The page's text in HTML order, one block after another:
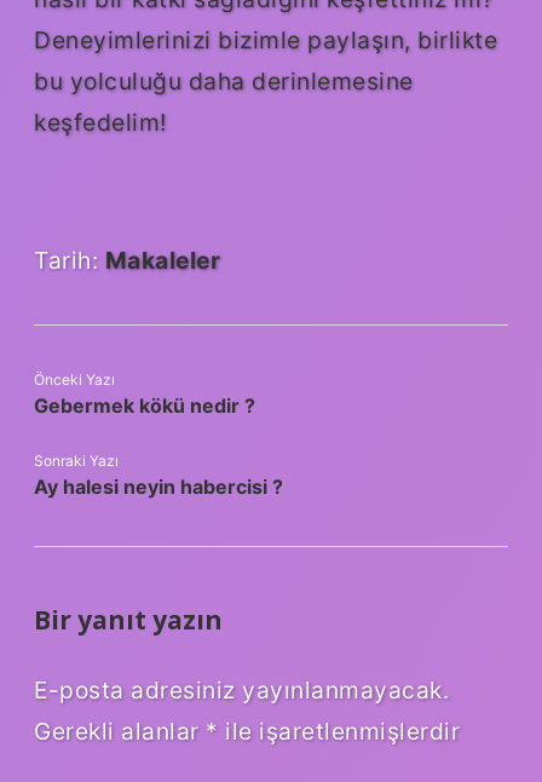
Deneyimlerinizi bizimle paylaşın, birlikte
bu yolculuğu daha derinlemesine
keşfedelim!
Tarih: Makaleler
Önceki Yazı
Gebermek kökü nedir ?
Sonraki Yazı
Ay halesi neyin habercisi ?
Bir yanıt yazın
E-posta adresiniz yayınlanmayacak.
Gerekli alanlar * ile işaretlenmişlerdir